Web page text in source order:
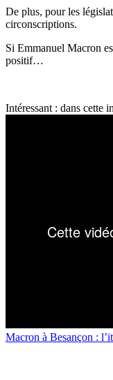
De plus, pour les
circonscriptions.
Si Emmanuel Macron
positif…
Intéressant : dans cette
Macron à Besançon :